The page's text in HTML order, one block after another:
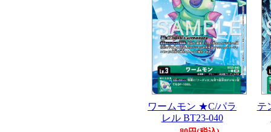
ワームモン ★C/パラ
レル BT23-040
テ